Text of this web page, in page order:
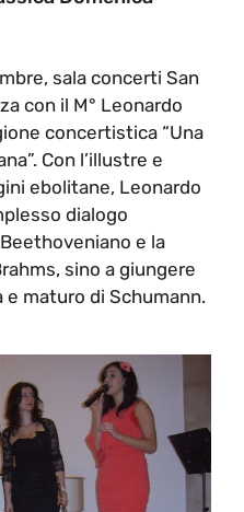
sala concerti San
con il M° Leonardo
concertistica “Una
Con l’illustre e
ebolitane, Leonardo
dialogo
e la
sino a giungere
maturo di Schumann.